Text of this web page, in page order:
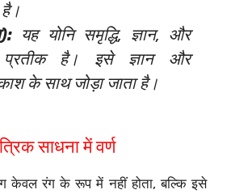
है।
यह योनि समृद्धि, ज्ञान, और
प्रतीक है। इसे ज्ञान और
के साथ जोड़ा जाता है।
साधना में वर्ण
केवल रंग के रूप में नहीं होता, बल्कि इसे